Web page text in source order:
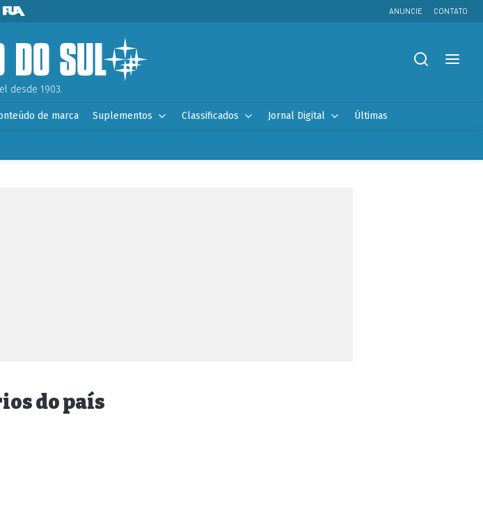
ANUNCIE CONTATO
desde 1903.
de marca Suplementos Classificados Jornal Digital Últimas
do país